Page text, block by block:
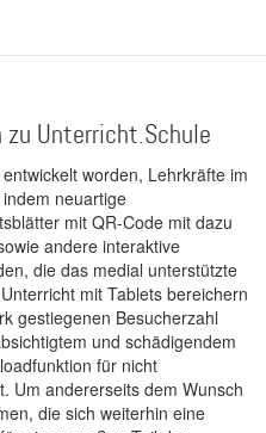
Unterricht.Schule
worden, Lehrkräfte im
neuartige
mit QR-Code mit dazu
andere interaktive
die das medial unterstützte
mit Tablets bereichern
gestiegenen Besucherzahl
und schädigendem
für nicht
Um andererseits dem Wunsch
die sich weiterhin eine